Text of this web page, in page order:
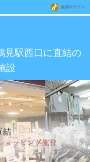
会員ログイン
見駅西口に直結の
設